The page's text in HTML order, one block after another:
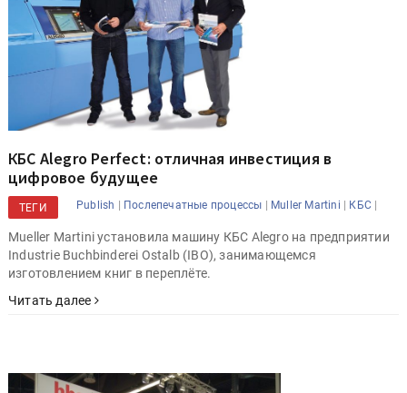
КБС Alegro Perfect: отличная инвестиция в
цифровое будущее
ТЕГИ Publish | Послепечатные процессы | Muller Martini | КБС |
Mueller Martini установила машину КБС Alegro на предприятии
Industrie Buchbinderei Ostalb (IBO), занимающемся
изготовлением книг в переплёте.
Читать далее